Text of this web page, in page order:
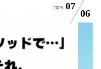
2025 07
06